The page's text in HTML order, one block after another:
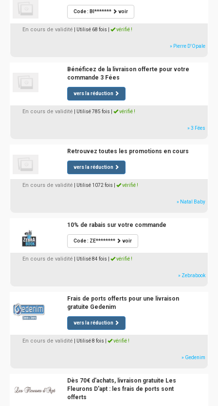
Code : BI******* voir
En cours de validité | Utilisé 68 fois vérifié !
» Pierre D'Opale
Bénéficez de la livraison offerte pour votre
commande 3 Fées
vers la réduction
En cours de validité | Utilisé 785 fois vérifié !
» 3 Fées
Retrouvez toutes les promotions en cours
vers la réduction
En cours de validité | Utilisé 1072 fois vérifié !
» Natal Baby
10% de rabais sur votre commande
Code : ZE******** voir
En cours de validité | Utilisé 84 fois vérifié !
» Zebrabook
Frais de ports offerts pour une livraison
gratuite Gedenim
vers la réduction
En cours de validité | Utilisé 8 fois vérifié !
» Gedenim
Dès 70€ d'achats, livraison gratuite Les
Fleurons D'apt : les frais de ports sont
offerts